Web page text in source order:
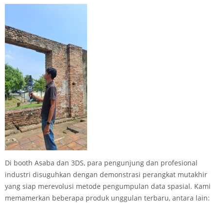
Di booth Asaba dan 3DS, para pengunjung dan profesional
industri disuguhkan dengan demonstrasi perangkat mutakhir
yang siap merevolusi metode pengumpulan data spasial. Kami
memamerkan beberapa produk unggulan terbaru, antara lain: